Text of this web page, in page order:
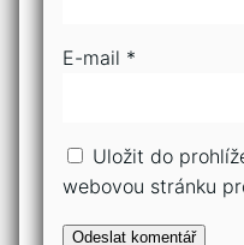
E-mail *
Uložit do
webovou stránku